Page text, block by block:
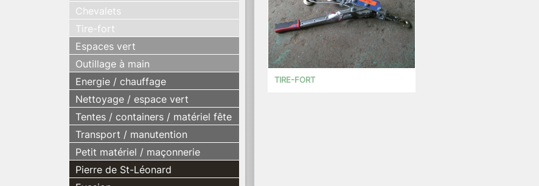
Chevalets
Tire-fort
Espaces vert
Outillage à main
Energie / chauffage
Nettoyage / espace vert
Tentes / containers / matériel fête
Transport / manutention
Petit matériel / maçonnerie
Pierre de St-Léonard
TIRE-FORT